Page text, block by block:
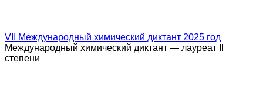
VII Международный химический диктант 2025 год
Международный химический диктант — лауреат II
степени